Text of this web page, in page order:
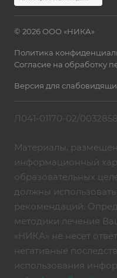
© 2026 ООО «НИКА»
Политика
Согласие на обработку
Версия для
Л041-01170-02/
Материалы,
информационный
образовательных
должны
рекомендаций.
методики лечения
«НИКА» не несет
негативные
использования